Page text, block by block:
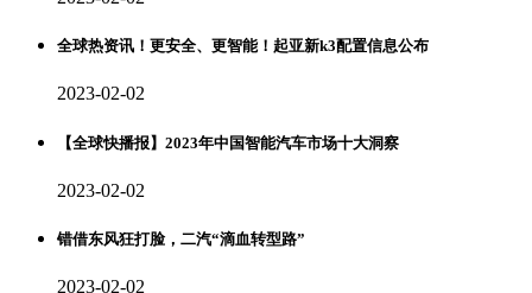
全球热资讯！更安全、更智能！起亚新k3配置信息公布
2023-02-02
【全球快播报】2023年中国智能汽车市场十大洞察
2023-02-02
错借东风狂打脸，二汽“滴血转型路”
2023-02-02